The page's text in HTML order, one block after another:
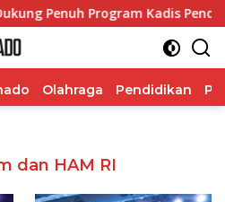
Program Kadis Pendidikan,
Olahraga Pendidikan
dan HAM RI